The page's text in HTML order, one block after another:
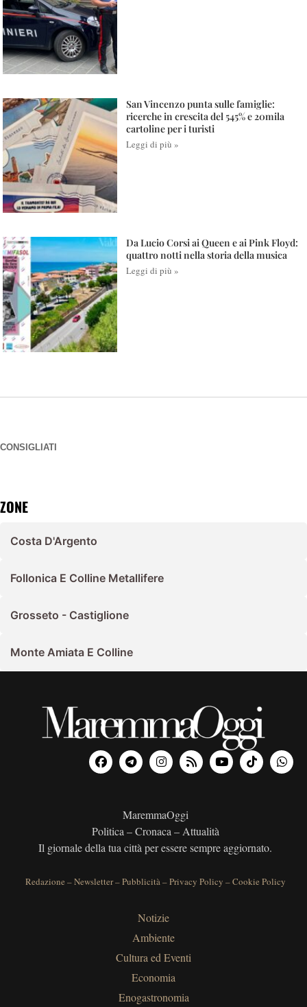
San Vincenzo punta sulle famiglie:
ricerche in crescita del 545% e 20mila
cartoline per i turisti
Leggi di più »
Da Lucio Corsi ai Queen e ai Pink Floyd:
quattro notti nella storia della musica
Leggi di più »
CONSIGLIATI
ZONE
Costa D'Argento
Follonica E Colline Metallifere
Grosseto - Castiglione
Monte Amiata E Colline
MaremmaOggi
Politica – Cronaca – Attualità
Il giornale della tua città per essere sempre aggiornato.
Redazione –Newsletter–Pubblicità –Privacy Policy –Cookie Policy
Notizie
Ambiente
Cultura ed Eventi
Economia
Enogastronomia